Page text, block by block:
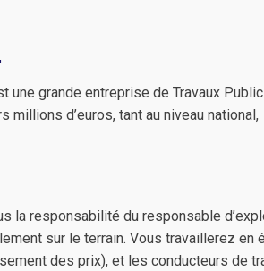
une grande entreprise de Travaux
millions d’euros, tant au niveau national,
la responsabilité du responsable
sur le terrain. Vous travaillerez en
des prix), et les conducteurs de